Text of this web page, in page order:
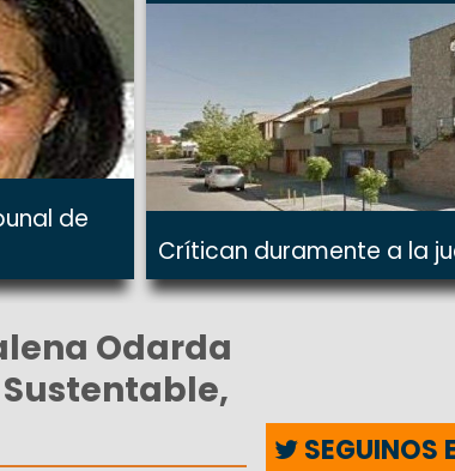
de
Crítican duramente a la
Odarda
SEGUINOS